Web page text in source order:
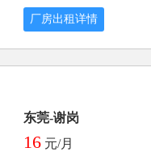
厂房出租详情
东莞-谢岗
16 元/月